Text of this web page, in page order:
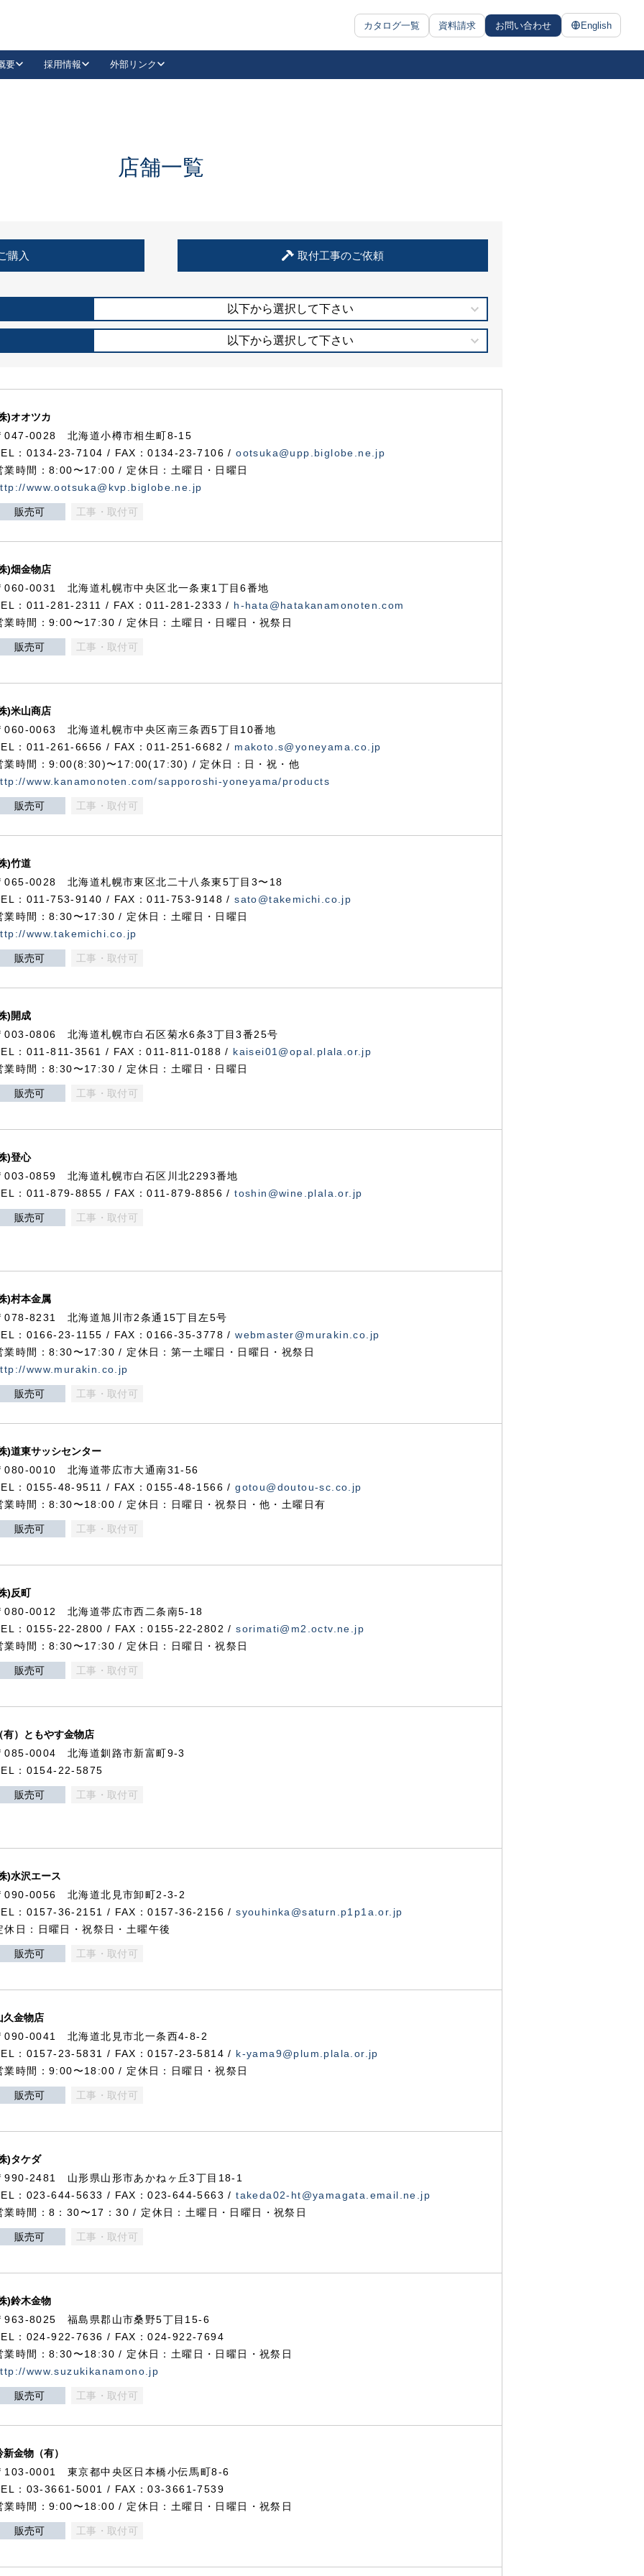
カタログ一覧 資料請求 お問い合わせ English
抗ウイルス・抗菌製品
要 採用情報 外部リンク
LinkedIn
住宅使用部材標準化推進協議会
店舗一覧
購入 取付工事のご依頼
以下から選択して下さい
以下から選択して下さい
)オオツカ
047-0028 北海道小樽市相生町8-15
：0134-23-7104 / FAX：0134-23-7106 /ootsuka@upp.biglobe.ne.jp
業時間：8:00〜17:00 / 定休日：土曜日・日曜日
www.ootsuka@kvp.biglobe.ne.jp
販売可 工事・取付可
)畑金物店
060-0031 北海道札幌市中央区北一条東1丁目6番地
：011-281-2311 / FAX：011-281-2333 / h-hata@hatakanamonoten.com
業時間：9:00〜17:30 / 定休日：土曜日・日曜日・祝祭日
販売可 工事・取付可
)米山商店
060-0063 北海道札幌市中央区南三条西5丁目10番地
：011-261-6656 / FAX：011-251-6682 / makoto.s@yoneyama.co.jp
業時間：9:00(8:30)〜17:00(17:30) / 定休日：日・祝・他
www.kanamonoten.com/sapporoshi-yoneyama/products
販売可 工事・取付可
)竹道
065-0028 北海道札幌市東区北二十八条東5丁目3〜18
：011-753-9140 / FAX：011-753-9148 /sato@takemichi.co.jp
業時間：8:30〜17:30 / 定休日：土曜日・日曜日
www.takemichi.co.jp
販売可 工事・取付可
)開成
003-0806 北海道札幌市白石区菊水6条3丁目3番25号
：011-811-3561 / FAX：011-811-0188 / kaisei01@opal.plala.or.jp
業時間：8:30〜17:30 / 定休日：土曜日・日曜日
販売可 工事・取付可
)登心
003-0859 北海道札幌市白石区川北2293番地
：011-879-8855 / FAX：011-879-8856 /toshin@wine.plala.or.jp
販売可 工事・取付可
)村本金属
078-8231 北海道旭川市2条通15丁目左5号
：0166-23-1155 / FAX：0166-35-3778 /webmaster@murakin.co.jp
業時間：8:30〜17:30 / 定休日：第一土曜日・日曜日・祝祭日
www.murakin.co.jp
販売可 工事・取付可
)道東サッシセンター
080-0010 北海道帯広市大通南31-56
：0155-48-9511 / FAX：0155-48-1566 /gotou@doutou-sc.co.jp
業時間：8:30〜18:00 / 定休日：日曜日・祝祭日・他・土曜日有
販売可 工事・取付可
)反町
080-0012 北海道帯広市西二条南5-18
：0155-22-2800 / FAX：0155-22-2802 /sorimati@m2.octv.ne.jp
業時間：8:30〜17:30 / 定休日：日曜日・祝祭日
販売可 工事・取付可
有）ともやす金物店
085-0004 北海道釧路市新富町9-3
：0154-22-5875
販売可 工事・取付可
)水沢エース
090-0056 北海道北見市卸町2-3-2
：0157-36-2151 / FAX：0157-36-2156 /syouhinka@saturn.p1p1a.or.jp
休日：日曜日・祝祭日・土曜午後
販売可 工事・取付可
久金物店
090-0041 北海道北見市北一条西4-8-2
：0157-23-5831 / FAX：0157-23-5814 / k-yama9@plum.plala.or.jp
業時間：9:00〜18:00 / 定休日：日曜日・祝祭日
販売可 工事・取付可
)タケダ
990-2481 山形県山形市あかねヶ丘3丁目18-1
：023-644-5633 / FAX：023-644-5663 /takeda02-ht@yamagata.email.ne.jp
業時間：8：30〜17：30 / 定休日：土曜日・日曜日・祝祭日
販売可 工事・取付可
)鈴木金物
963-8025 福島県郡山市桑野5丁目15-6
：024-922-7636 / FAX：024-922-7694
業時間：8:30〜18:30 / 定休日：土曜日・日曜日・祝祭日
www.suzukikanamono.jp
販売可 工事・取付可
新金物（有）
103-0001 東京都中央区日本橋小伝馬町8-6
：03-3661-5001 / FAX：03-3661-7539
業時間：9:00〜18:00 / 定休日：土曜日・日曜日・祝祭日
販売可 工事・取付可